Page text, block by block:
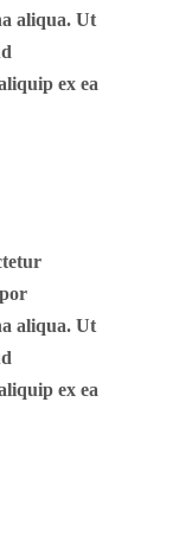
aliqua. Ut
ex ea
aliqua. Ut
ex ea